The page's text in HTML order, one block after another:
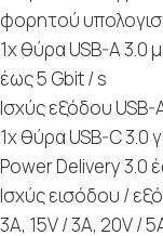
φορητού
1x θύρα USB-A
έως 5 Gbit / s
Ισχύς εξόδου
1x θύρα USB-C 3.0
Power Delivery 3.0
Ισχύς εισόδου /
3A, 15V / 3A, 20V /